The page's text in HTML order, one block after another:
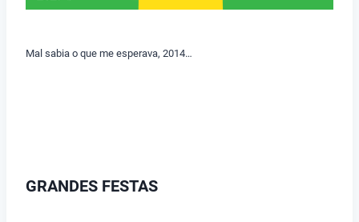
Mal sabia o que me esperava, 2014…
GRANDES FESTAS